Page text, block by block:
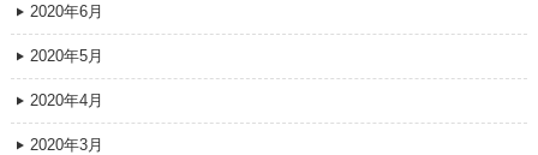
2020年6月
2020年5月
2020年4月
2020年3月